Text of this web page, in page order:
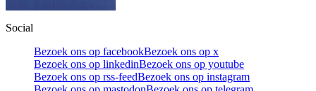
Social
Bezoek ons op facebookBezoek ons op x
Bezoek ons op linkedinBezoek ons op youtube
Bezoek ons op rss-feedBezoek ons op instagram